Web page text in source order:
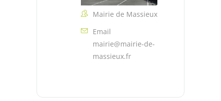
Mairie de Massieux
Email
mairie@mairie-de-
massieux.fr